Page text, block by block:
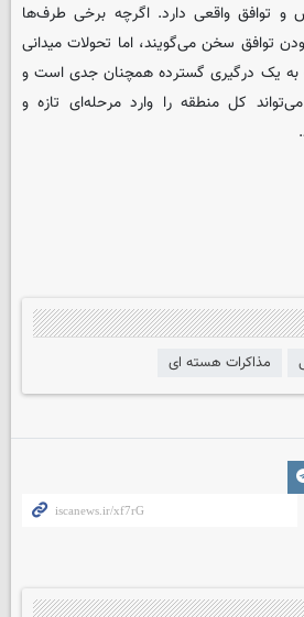
و توافق واقعی دارد. اگرچه برخی طرف‌ها
توافق سخن می‌گویند، اما تحولات میدانی
یک درگیری گسترده همچنان جدی است و
کل منطقه را وارد مرحله‌ای تازه و
مذاکرات هسته ای